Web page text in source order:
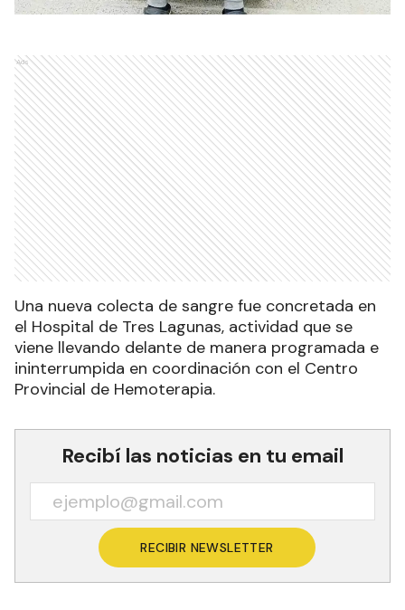
Ads
Una nueva colecta de sangre fue concretada en
el Hospital de Tres Lagunas, actividad que se
viene llevando delante de manera programada e
ininterrumpida en coordinación con el Centro
Provincial de Hemoterapia.
Recibí las noticias en tu email
RECIBIR NEWSLETTER